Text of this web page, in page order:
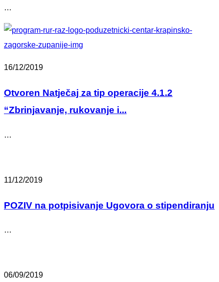
…
16/12/2019
Otvoren Natječaj za tip operacije 4.1.2
“Zbrinjavanje, rukovanje i...
…
11/12/2019
POZIV na potpisivanje Ugovora o stipendiranju
…
06/09/2019